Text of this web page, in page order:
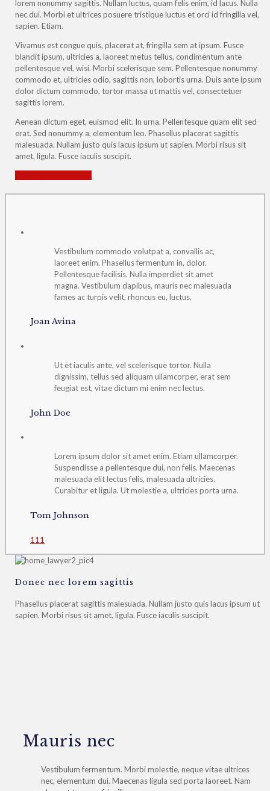
lorem nonummy sagittis. Nullam luctus, quam felis enim, id lacus. Nulla
nec dui. Morbi et ultrices posuere tristique luctus et orci id fringilla vel,
sapien. Etiam.
Vivamus est congue quis, placerat at, fringilla sem at ipsum. Fusce
blandit ipsum, ultricies a, laoreet metus tellus, condimentum ante
pellentesque vel, wisi. Morbi scelerisque sem. Pellentesque nonummy
commodo et, ultricies odio, sagittis non, lobortis urna. Duis ante ipsum
dolor dictum commodo, tortor massa ut mattis vel, consectetuer
sagittis lorem.
Aenean dictum eget, euismod elit. In urna. Pellentesque quam elit sed
erat. Sed nonummy a, elementum leo. Phasellus placerat sagittis
malesuada. Nullam justo quis lacus ipsum ut sapien. Morbi risus sit
amet, ligula. Fusce iaculis suscipit.
Vestibulum commodo volutpat a, convallis ac,
laoreet enim. Phasellus fermentum in, dolor.
Pellentesque facilisis. Nulla imperdiet sit amet
magna. Vestibulum dapibus, mauris nec malesuada
fames ac turpis velit, rhoncus eu, luctus.
Joan Avina
Ut et iaculis ante, vel scelerisque tortor. Nulla
dignissim, tellus sed aliquam ullamcorper, erat sem
feugiat est, vitae dictum mi enim nec lectus.
John Doe
Lorem ipsum dolor sit amet enim. Etiam ullamcorper.
Suspendisse a pellentesque dui, non felis. Maecenas
malesuada elit lectus felis, malesuada ultricies.
Curabitur et ligula. Ut molestie a, ultricies porta urna.
Tom Johnson
1 1 1
Donec nec lorem sagittis
Phasellus placerat sagittis malesuada. Nullam justo quis lacus ipsum ut
sapien. Morbi risus sit amet, ligula. Fusce iaculis suscipit.
Mauris nec
Vestibulum fermentum. Morbi molestie, neque vitae ultrices
nec, elementum dui. Maecenas ligula sed porta laoreet. Nam